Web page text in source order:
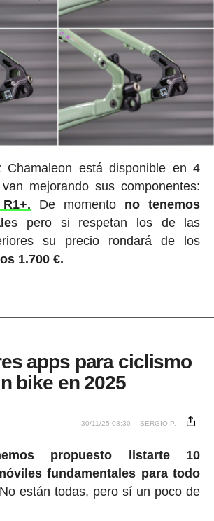
Chamaleon está disponible en 4
mejorando sus componentes:
De momento no tenemos
s pero si respetan los de las
su precio rondará de los
1.700 €.
apps para ciclismo
bike en 2025
30/11/25 08:30 SERGIO P.
propuesto listarte 10
fundamentales para todo
No están todas, pero sí un poco de